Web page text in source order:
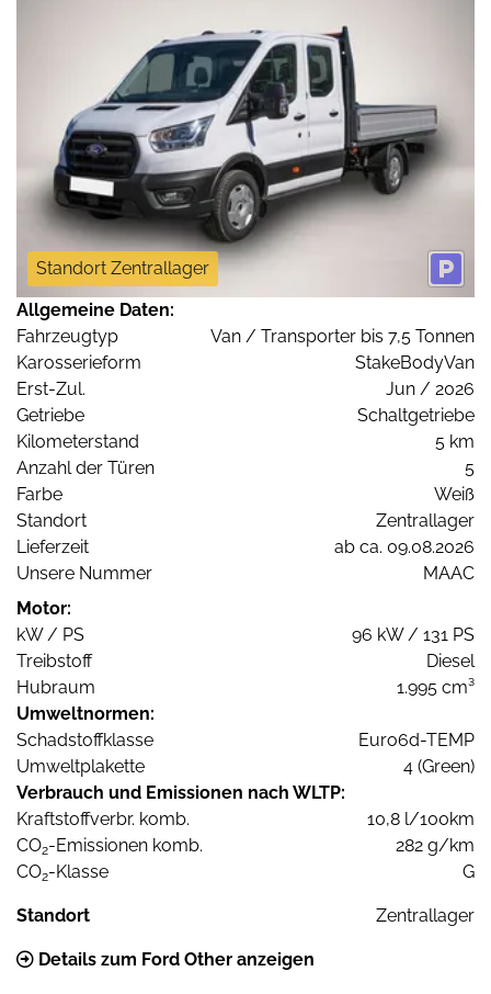
Standort Zentrallager
Allgemeine Daten:
Fahrzeugtyp
Van / Transporter bis 7,5 Tonnen
Karosserieform
StakeBodyVan
Erst-Zul.
Jun / 2026
Getriebe
Schaltgetriebe
Kilometerstand
5 km
Anzahl der Türen
5
Farbe
Weiß
Standort
Zentrallager
Lieferzeit
ab ca. 09.08.2026
Unsere Nummer
MAAC
Motor:
kW / PS
96 kW / 131 PS
Treibstoff
Diesel
Hubraum
1.995 cm³
Umweltnormen:
Schadstoffklasse
Euro6d-TEMP
Umweltplakette
4 (Green)
Verbrauch und Emissionen nach WLTP:
Kraftstoffverbr. komb.
10,8 l/100km
CO2-Emissionen komb.
282 g/km
CO2-Klasse G
Standort Zentrallager
Details zum Ford Other anzeigen